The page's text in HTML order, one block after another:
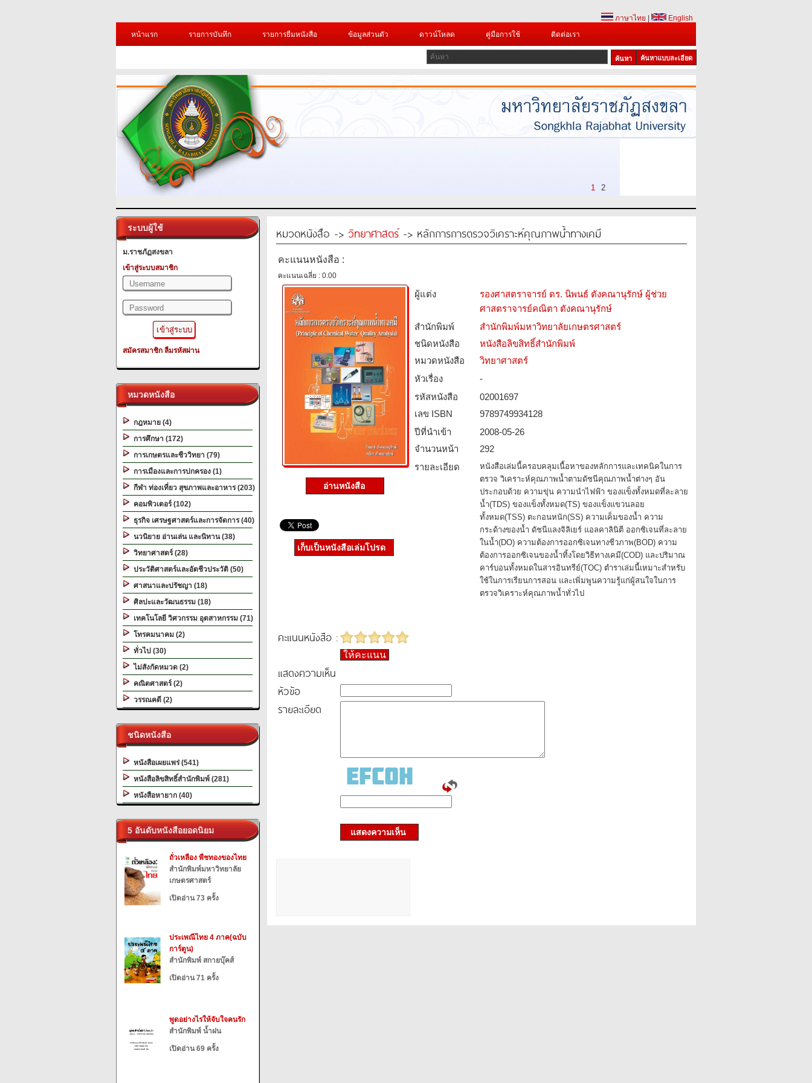
ภาษาไทย
English
หน้าแรก
รายการบันทึก รายการยืมหนังสือ ข้อมูลส่วนตัว ดาวน์โหลด คู่มือการใช้ ติดต่อเรา
ค้นหาแบบละเอียด
1 2
ระบบผู้ใช้
ม.ราชภัฏสงขลา
เข้าสู่ระบบสมาชิก
สมัครสมาชิก ลืมรหัสผ่าน
หมวดหนังสือ
กฎหมาย (4)
การศึกษา (172)
การเกษตรและชีววิทยา (79)
การเมืองและการปกครอง (1)
กีฬา ท่องเที่ยว สุขภาพและอาหาร (203)
คอมพิวเตอร์ (102)
ธุรกิจ เศรษฐศาสตร์และการจัดการ (40)
นวนิยาย อ่านเล่น และนิทาน (38)
วิทยาศาสตร์ (28)
ประวัติศาสตร์และอัตชีวประวัติ (50)
ศาสนาและปรัชญา (18)
ศิลปะและวัฒนธรรม (18)
เทคโนโลยี วิศวกรรม อุตสาหกรรม (71)
โทรคมนาคม (2)
ทั่วไป (30)
ไม่สังกัดหมวด (2)
คณิตศาสตร์ (2)
วรรณคดี (2)
ชนิดหนังสือ
หนังสือเผยแพร่ (541)
หนังสือลิขสิทธิ์สำนักพิมพ์ (281)
หนังสือหายาก (40)
5 อันดับหนังสือยอดนิยม
ถั่วเหลือง พืชทองของไทย
สำนักพิมพ์มหาวิทยาลัย
เกษตรศาสตร์
เปิดอ่าน 73 ครั้ง
ประเพณีไทย 4 ภาค(ฉบับ
การ์ตูน)
สำนักพิมพ์ สกายบุ๊คส์
เปิดอ่าน 71 ครั้ง
พูดอย่างไรให้จับใจคนรัก
สำนักพิมพ์ น้ำฝน
เปิดอ่าน 69 ครั้ง
หมวดหนังสือ -> วิทยาศาสตร์-> หลักการการตรวจวิเคราะห์คุณภาพน้ำทางเคมี
คะแนนหนังสือ :
คะแนนเฉลี่ย : 0.00
อ่านหนังสือ
ผู้แต่ง
รองศาสตราจารย์ ดร. นิพนธ์ ตังคณานุรักษ์ ผู้ช่วย
ศาสตราจารย์คณิตา ตังคณานุรักษ์
สำนักพิมพ์
สำนักพิมพ์มหาวิทยาลัยเกษตรศาสตร์
ชนิดหนังสือ­
หนังสือลิขสิทธิ์สำนักพิมพ์
หมวดหนังสือ­
วิทยาศาสตร์
หัวเรื่อง
-
รหัสหนังสือ­
02001697
เลข ISBN
9789749934128
ปีที่นำเข้า
2008-05-26
จำนวนหน้า
292
รายละเอียด
หนังสือเล่มนี้ครอบคลุมเนื้อหาของหลักการและเทคนิคในการ
ตรวจ วิเคราะห์คุณภาพน้ำตามดัชนีคุณภาพน้ำต่างๆ อัน
ประกอบด้วย ความขุ่น ความนำไฟฟ้า ของแข็งทั้งหมดที่ละลาย
น้ำ(TDS) ของแข็งทั้งหมด(TS) ของแข็งแขวนลอย
ทั้งหมด(TSS) ตะกอนหนัก(SS) ความเค็มของน้ำ ความ
กระด้างของน้ำ ดัชนีแลงจิลิเยร์ แอลคาลินิตี ออกซิเจนที่ละลาย
ในน้ำ(DO) ความต้องการออกซิเจนทางชีวภาพ(BOD) ความ
ต้องการออกซิเจนของน้ำทิ้งโดยวิธีทางเคมี(COD) และปริมาณ
คาร์บอนทั้งหมดในสารอินทรีย์(TOC) ตำราเล่มนี้เหมาะสำหรับ
ใช้ในการเรียนการสอน และเพิ่มพูนความรู้แก่ผู้สนใจในการ
ตรวจวิเคราะห์คุณภาพน้ำทั่วไป
เก็บเป็นหนังสือเล่มโปรด
คะแนนหนังสือ :
ให้คะแนน
แสดงความเห็น
หัวข้อ
รายละเอียด
แสดงความเห็น